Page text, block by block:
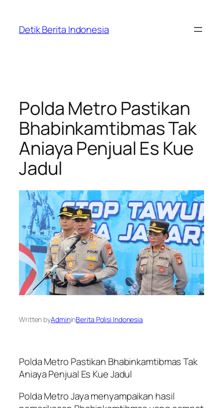
content
Detik Berita Indonesia
Polda Metro Pastikan
Bhabinkamtibmas Tak
Aniaya Penjual Es Kue
Jadul
Written byAdmininBerita Polisi Indonesia
Polda Metro Pastikan Bhabinkamtibmas Tak
Aniaya Penjual Es Kue Jadul
Polda Metro Jaya menyampaikan hasil